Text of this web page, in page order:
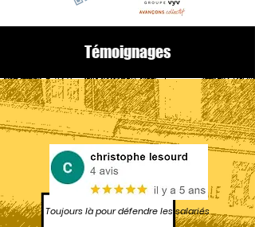
Témoignages
Toujours là pour défendre les salariés